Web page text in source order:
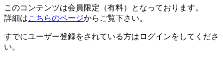
このコンテンツは会員限定（有料）となっております。
詳細はこちらのページからご覧下さい。
すでにユーザー登録をされている方は ログインをしてくださ
い。